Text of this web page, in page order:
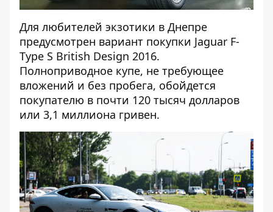
Для любителей экзотики в Днепре
предусмотрен вариант покупки Jaguar F-
Type S British Design 2016.
Полноприводное купе, не требующее
вложений и без пробега, обойдется
покупателю в почти 120 тысяч долларов
или 3,1 миллиона гривен.